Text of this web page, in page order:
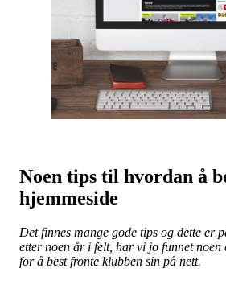
Noen tips til hvordan å
hjemmeside
Det finnes mange gode tips og dette er
etter noen år i felt, har vi jo funnet noen
for å best fronte klubben sin på nett.